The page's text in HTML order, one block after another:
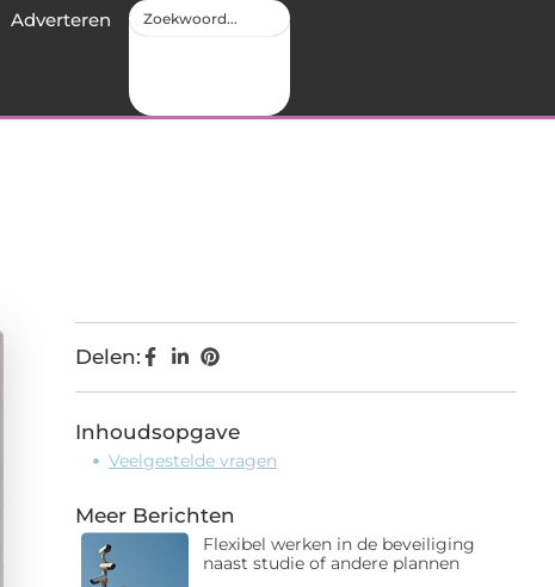
Adverteren
Delen:
Inhoudsopgave
Veelgestelde vragen
Meer Berichten
Flexibel werken in de beveiliging
naast studie of andere plannen